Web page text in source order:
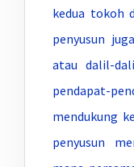
kedua tokoh
penyusun
atau dalil-
pendapat-
mendukung
penyusun